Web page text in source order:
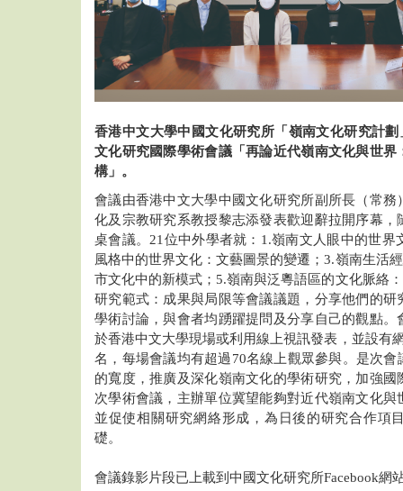
香港中文大學中國文化研究所「嶺南文化研究計
文化研究國際學術會議「再論近代嶺南文化與世
構」。
會議由香港中文大學中國文化研究所副所長（常
化及宗教研究系教授黎志添發表歡迎辭拉開序幕
桌會議。21位中外學者就：1.嶺南文人眼中的世界
風格中的世界文化：文藝圖景的變遷；3.嶺南生活
市文化中的新模式；5.嶺南與泛粵語區的文化脈絡
研究範式：成果與局限等會議議題，分享他們的
學術討論，與會者均踴躍提問及分享自己的觀點
於香港中文大學現場或利用線上視訊發表，並設有
名，每場會議均有超過70名線上觀眾參與。是次
的寬度，推廣及深化嶺南文化的學術研究，加強
次學術會議，主辦單位冀望能夠對近代嶺南文化
並促使相關研究網絡形成，為日後的研究合作項
礎。
會議錄影片段已上載到中國文化研究所Facebook網